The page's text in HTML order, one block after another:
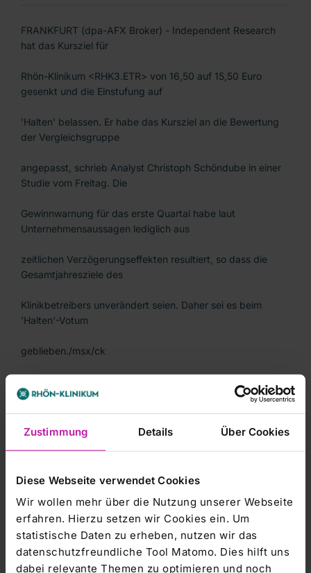
Zustimmung Details Über Cookies
Diese Webseite verwendet Cookies
Wir wollen mehr über die Nutzung unserer Webseite
erfahren. Hierzu setzen wir Cookies ein. Um
statistische Daten zu erheben, nutzen wir das
datenschutzfreundliche Tool Matomo. Dies hilft uns
dabei relevante Themen zu optimieren und noch
FRANKFURT (dpa-AFX Broker) - Independent Research
hat das Kursziel für
Rhön-Klinikum <RHK3.ETR> von 16,50 auf 15,50 Euro
gesenkt und die Einstufung auf
'Halten' belassen. Er habe das Kursziel an die Bewertung
der Vergleichsgruppe
angepasst, schrieb Analyst Christoph Schöndube in einer
Studie vom Freitag. Die
Gewinnwarnung für das erste Quartal habe laut
Unternehmensaussagen lediglich aus
zeitlichen Verzögerungseffekten resultiert, so dass die
Gesamtjahresziele des
Klinikbetreibers unverändert seien. Daher sei es beim
'Halten'-Votum
geblieben./msx/ck
-----------------------
dpa-AFX Broker - die Trader News von dpa-AFX